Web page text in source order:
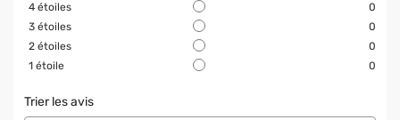
4 étoiles
0
3 étoiles
0
2 étoiles
0
1 étoile 0
Trier les avis